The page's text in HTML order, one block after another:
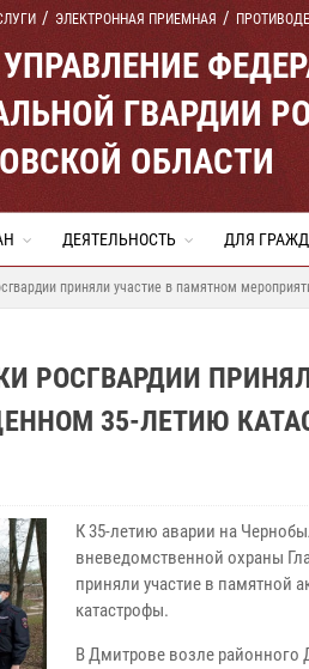
ЭЛЕКТРОННАЯ ПРИЕМНАЯ
УПРАВЛЕНИЕ
ГВАРДИИ
ОБЛАСТИ
ДЕЯТЕЛЬНОСТЬ ДЛЯ
приняли участие в памятном
РОСГВАРДИИ
35-ЛЕТИЮ
К 35-летию аварии на
вневедомственной охраны
приняли участие в памятной
катастрофы.
В Дмитрове возле районного